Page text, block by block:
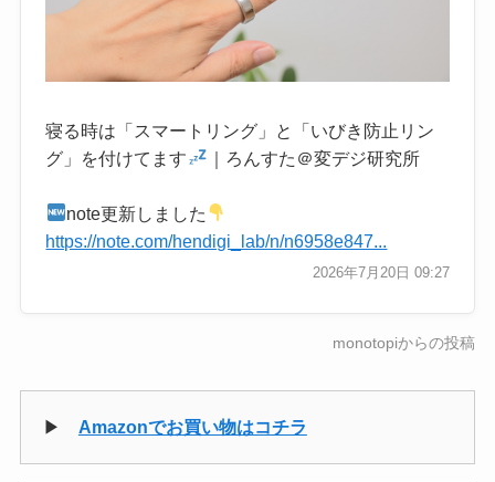
寝る時は「スマートリング」と「いびき防止リン
グ」を付けてます
｜ろんすた＠変デジ研究所
note更新しました
https://note.com/hendigi_lab/n/n6958e847...
2026年7月20日 09:27
monotopiからの投稿
▶ Amazonでお買い物はコチラ